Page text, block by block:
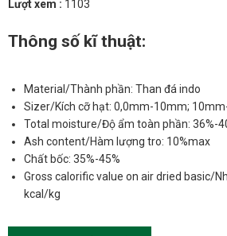
Lượt xem : 1103
Thông số kĩ thuật:
Material/Thành phần: Than đá indo
Sizer/Kích cỡ hạt: 0,0mm-10mm;
Total moisture/Độ ẩm toàn phần: 36%-
Ash content/Hàm lượng tro: 10%max
Chất bốc: 35%-45%
Gross calorific value on air dried basic/
kcal/kg